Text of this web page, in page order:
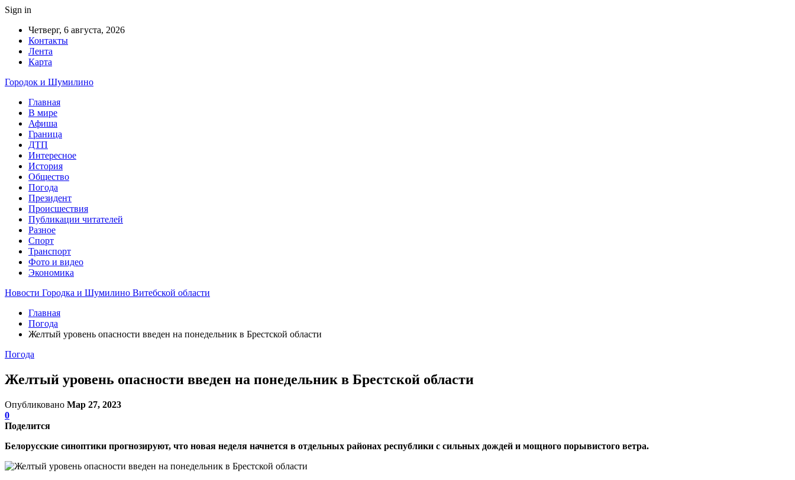
Sign in
Четверг, 6 августа, 2026
Контакты
Лента
Карта
Городок и Шумилино
Главная
В мире
Афиша
Граница
ДТП
Интересное
История
Общество
Погода
Президент
Происшествия
Публикации читателей
Разное
Спорт
Транспорт
Фото и видео
Экономика
Новости Городка и Шумилино Витебской области
Главная
Погода
Желтый уровень опасности введен на понедельник в Брестской области
Погода
Желтый уровень опасности введен на понедельник в Брестской области
Опубликовано Мар 27, 2023
0
Поделится
Белорусские синоптики прогнозируют, что новая неделя начнется в отдельных районах республики с сильных дождей и мощного порывистого ветра.